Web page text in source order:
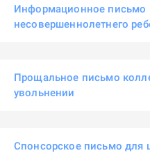
Информационное письмо
несовершеннолетнего
Прощальное письмо
увольнении
Спонсорское письмо для